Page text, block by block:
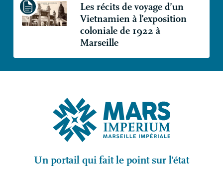
Les récits de voyage d’un
Vietnamien à l’exposition
coloniale de 1922 à
Marseille
Un portail qui fait le point sur l’état